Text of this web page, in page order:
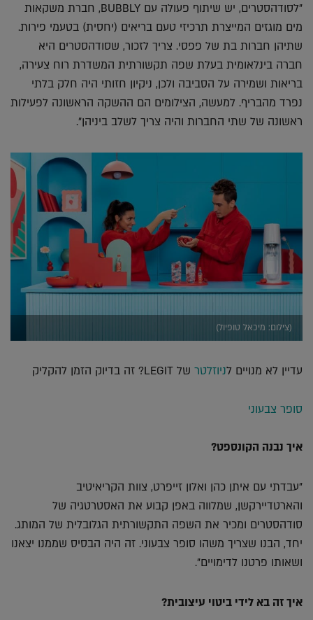
"לסודהסטרים, יש שיתוף פעולה עם BUBBLY, חברת משקאות
מים מוגזים המייצרת תרכיזי טעם בריאים (יחסית) בטעמי פירות.
שתיהן חברות בת של פפסי. צריך לזכור, שסודהסטרים היא
חברה בינלאומית בעלת שפה תקשורתית המשדרת רוח צעירה,
בריאות ושמירה על הסביבה ולכן, ניקיון חזותי היה חלק בלתי
נפרד מהבריף. למעשה, הצילומים הם ההשקה הראשונה לפעילות
ראשונה של שתי החברות והיה צריך לשלב ביניהן".
(צילום: מיכאל טופיול)
עדיין לא מנויים לניוזלטר של LEGIT? זה בדיוק הזמן להקליק
סופר צבעוני
איך נבנה הקונספט?
"עבדתי עם איתן כהן ואלון זייפרט, צוות הקריאיטיב
והארטדיירקשן, שמלווה באפן קבוע את האסטרטגיה של
סודהסטרים ומכיר את השפה התקשורתית הגלובלית של המותג.
יחד, הבנו שצריך משהו סופר צבעוני. זה היה הבסיס שממנו יצאנו
ושאותו פרטנו לדימויים".
איך זה בא לידי ביטוי עיצובית?